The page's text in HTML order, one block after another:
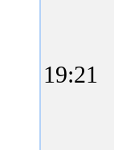
19:21